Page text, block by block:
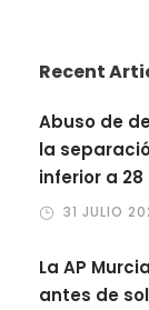
Recent
Abuso de
la
inferior a
31 JULIO
La AP
antes de